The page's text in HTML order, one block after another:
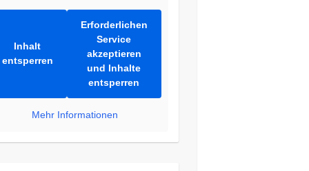
Inhalt
entsperren
Erforderlichen
Service
akzeptieren
und Inhalte
entsperren
Mehr Informationen